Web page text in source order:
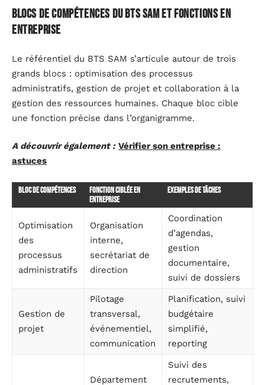
Blocs de compétences du BTS SAM et fonctions en
entreprise
Le référentiel du BTS SAM s’articule autour de trois
grands blocs : optimisation des processus
administratifs, gestion de projet et collaboration à la
gestion des ressources humaines. Chaque bloc cible
une fonction précise dans l’organigramme.
A découvrir également : Vérifier son entreprise :
astuces
Bloc de compétences
Fonction ciblée en
entreprise
Exemples de tâches
Optimisation
des
processus
administratifs
Organisation
interne,
secrétariat de
direction
Coordination
d’agendas,
gestion
documentaire,
suivi de dossiers
Gestion de
projet
Pilotage
transversal,
événementiel,
communication
Planification, suivi
budgétaire
simplifié,
reporting
Département
Suivi des
recrutements,